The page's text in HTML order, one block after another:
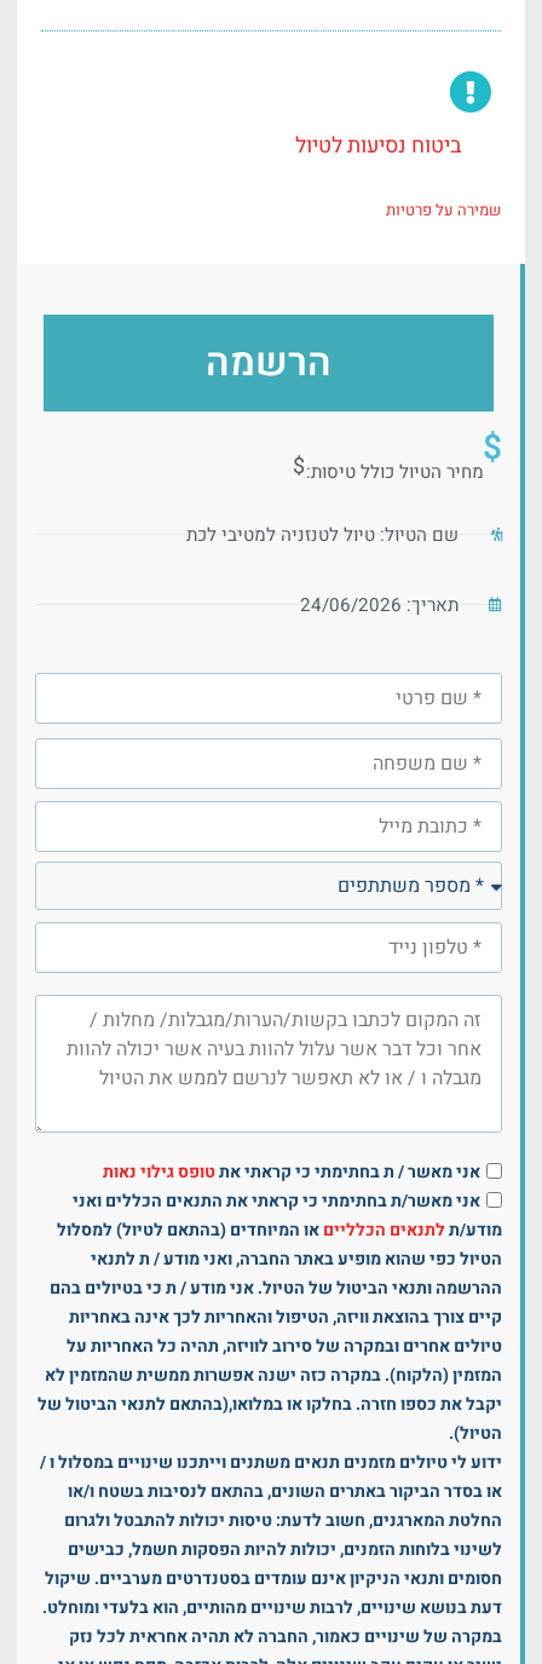
ביטוח נסיעות לטיול
שמירה על פרטיות
הרשמה
$מחיר הטיול כולל טיסות:$
שם הטיול: טיול לטנזניה למטיבי לכת
תאריך: 24/06/2026
אני מאשר / ת בחתימתי כי קראתי אתטופס גילוי נאות
אני מאשר/ת בחתימתי כי קראתי את התנאים הכללים ואני
מודע/תלתנאים הכללייםאו המיוחדים (בהתאם לטיול) למסלול
הטיול כפי שהוא מופיע באתר החברה, ואני מודע / ת לתנאי
ההרשמה ותנאי הביטול של הטיול. אני מודע / ת כי בטיולים בהם
קיים צורך בהוצאת וויזה, הטיפול והאחריות לכך אינה באחריות
טיולים אחרים ובמקרה של סירוב לוויזה, תהיה כל האחריות על
המזמין (הלקוח). במקרה כזה ישנה אפשרות ממשית שהמזמין לא
יקבל את כספו חזרה. בחלקו או במלואו,(בהתאם לתנאי הביטול של
הטיול).
ידוע לי טיולים מזמנים תנאים משתנים וייתכנו שינויים במסלול ו /
או בסדר הביקור באתרים השונים, בהתאם לנסיבות בשטח ו/או
החלטת המארגנים, חשוב לדעת: טיסות יכולות להתבטל ולגרום
לשינוי בלוחות הזמנים, יכולות להיות הפסקות חשמל, כבישים
חסומים ותנאי הניקיון אינם עומדים בסטנדרטים מערביים. שיקול
דעת בנושא שינויים, לרבות שינויים מהותיים, הוא בלעדי ומוחלט.
במקרה של שינויים כאמור, החברה לא תהיה אחראית לכל נזק